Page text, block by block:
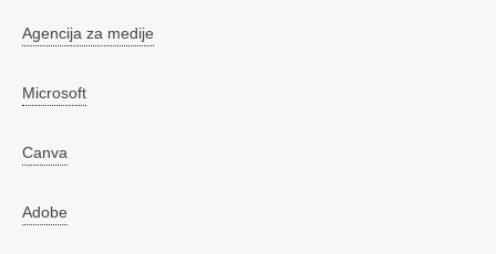
Agencija za medije
Microsoft
Canva
Adobe